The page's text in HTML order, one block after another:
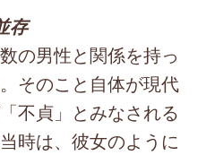
存
の男性と関係を持っ
そのこと自体が現代
不貞」とみなされる
時は、彼女のように